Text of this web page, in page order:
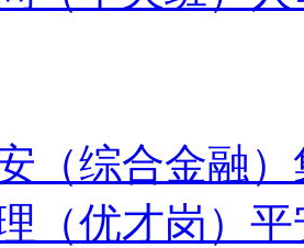
（综合金融）
（优才岗） 平